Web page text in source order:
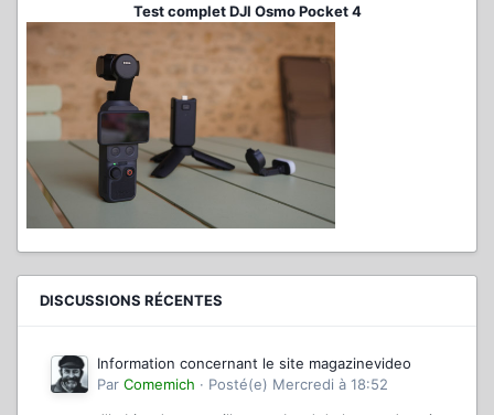
Test complet DJI Osmo Pocket 4
DISCUSSIONS RÉCENTES
Information concernant le site magazinevideo
Par Comemich · Posté(e) Mercredi à 18:52